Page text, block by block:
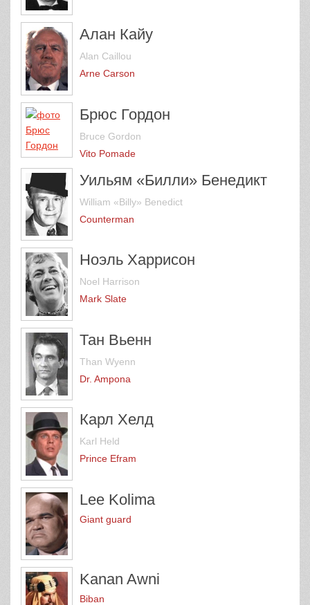
Алан Кайу
Alan Caillou
Arne Carson
Брюс Гордон
Bruce Gordon
Vito Pomade
Уильям «Билли» Бенедикт
William «Billy» Benedict
Counterman
Ноэль Харрисон
Noel Harrison
Mark Slate
Тан Вьенн
Than Wyenn
Dr. Ampona
Карл Хелд
Karl Held
Prince Efram
Lee Kolima
Giant guard
Kanan Awni
Biban